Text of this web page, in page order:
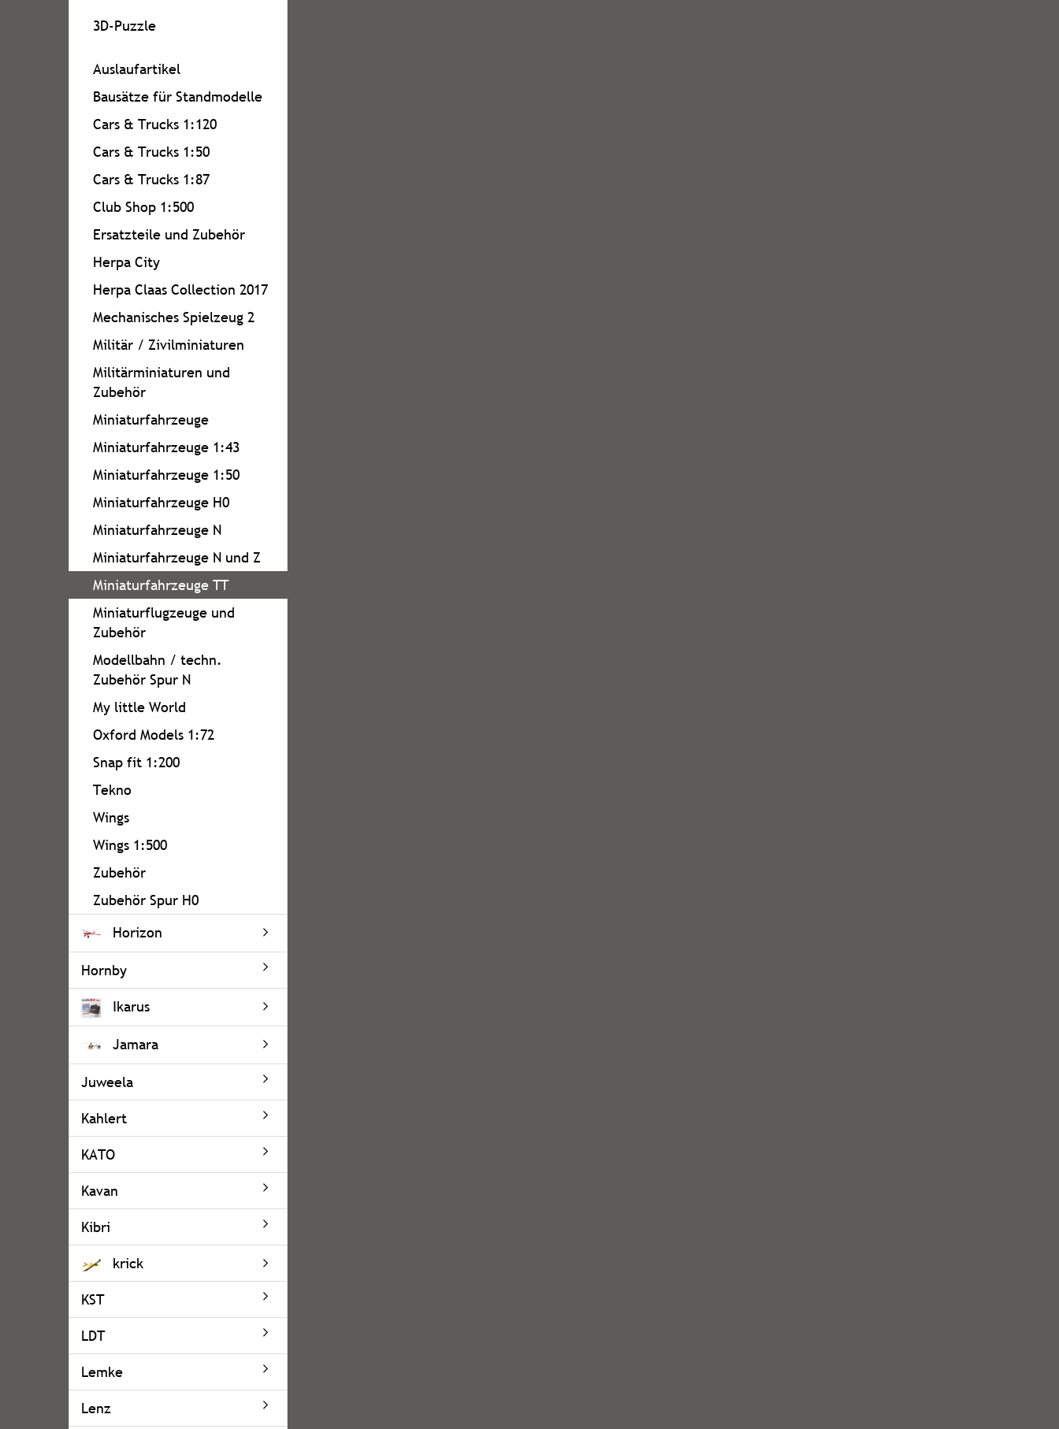
3D-Puzzle
Auslaufartikel
Bausätze für Standmodelle
Cars & Trucks 1:120
Cars & Trucks 1:50
Cars & Trucks 1:87
Club Shop 1:500
Ersatzteile und Zubehör
Herpa City
Herpa Claas Collection 2017
Mechanisches Spielzeug 2
Militär / Zivilminiaturen
Militärminiaturen und
Zubehör
Miniaturfahrzeuge
Miniaturfahrzeuge 1:43
Miniaturfahrzeuge 1:50
Miniaturfahrzeuge H0
Miniaturfahrzeuge N
Miniaturfahrzeuge N und Z
Miniaturfahrzeuge TT
Miniaturflugzeuge und
Zubehör
Modellbahn / techn.
Zubehör Spur N
My little World
Oxford Models 1:72
Snap fit 1:200
Tekno
Wings
Wings 1:500
Zubehör
Zubehör Spur H0
Horizon
Hornby
Ikarus
Jamara
Juweela
Kahlert
KATO
Kavan
Kibri
krick
KST
LDT
Lemke
Lenz